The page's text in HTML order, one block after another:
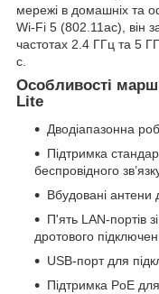
мережі в домашніх та
Wi-Fi 5 (802.11ac), він
частотах 2.4 ГГц та 5
с.
Особливості
Lite
Дводіапазонна
Підтримка
беспровідного
Вбудовані антени
П'ять LAN-портів
дротового
USB-порт для
Підтримка PoE